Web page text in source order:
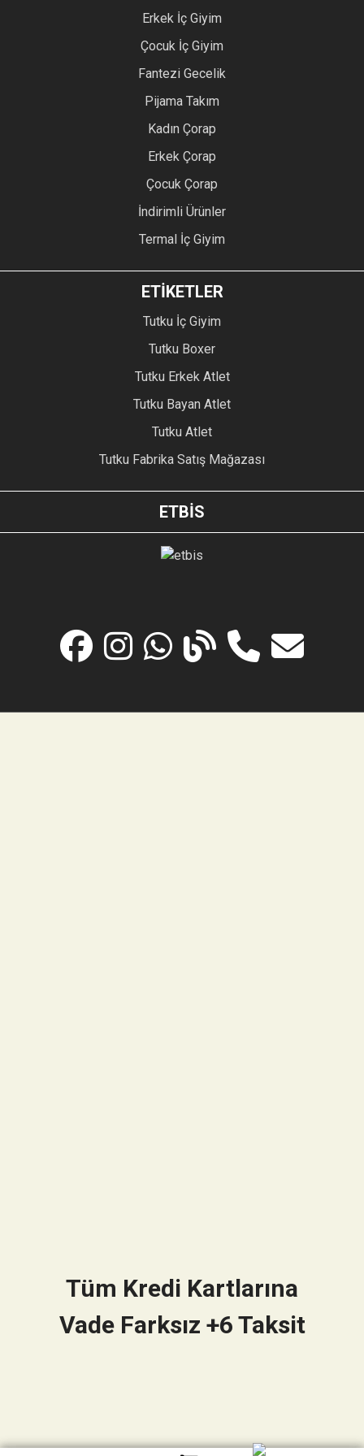
Erkek İç Giyim
Çocuk İç Giyim
Fantezi Gecelik
Pijama Takım
Kadın Çorap
Erkek Çorap
Çocuk Çorap
İndirimli Ürünler
Termal İç Giyim
ETİKETLER
Tutku İç Giyim
Tutku Boxer
Tutku Erkek Atlet
Tutku Bayan Atlet
Tutku Atlet
Tutku Fabrika Satış Mağazası
ETBİS
Tüm Kredi Kartlarına
Vade Farksız +6 Taksit